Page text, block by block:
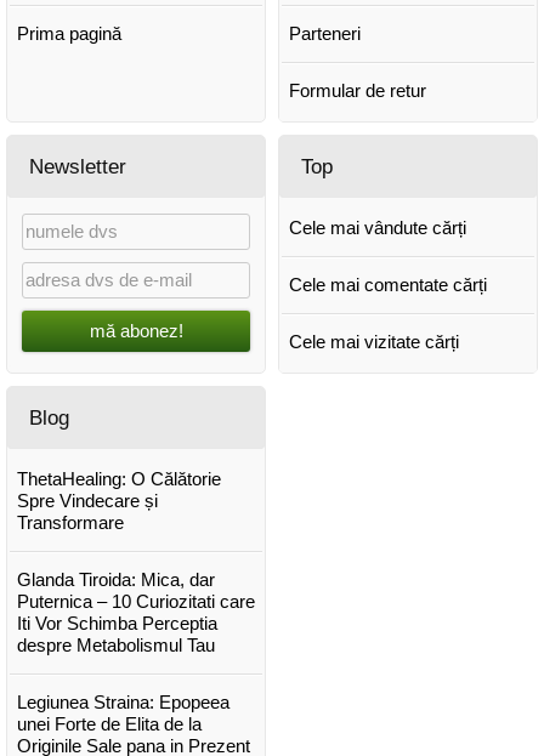
Prima pagină Parteneri
Formular de retur
Newsletter
mă abonez!
Top
Cele mai vândute cărți
Cele mai comentate cărți
Cele mai vizitate cărți
Blog
ThetaHealing: O Călătorie
Spre Vindecare și
Transformare
Glanda Tiroida: Mica, dar
Puternica – 10 Curiozitati care
Iti Vor Schimba Perceptia
despre Metabolismul Tau
Legiunea Straina: Epopeea
unei Forte de Elita de la
Originile Sale pana in Prezent